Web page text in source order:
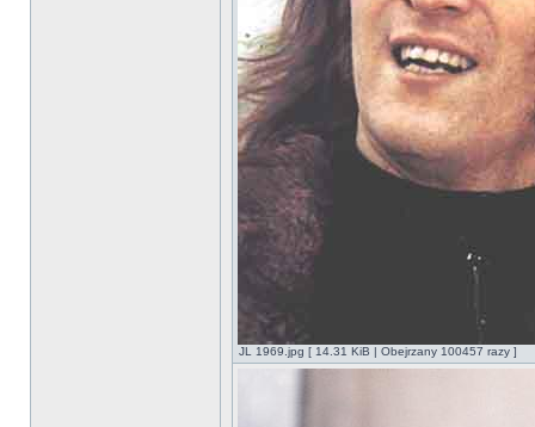
JL 1969.jpg [ 14.31 KiB | Obejrzany 100457 razy ]